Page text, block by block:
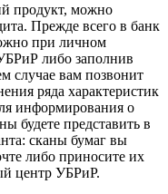
продукт, можно
Прежде всего в банк
при личном
либо заполнив
случае вам позвонит
ряда характеристик
информирования о
будете представить в
сканы бумаг вы
либо приносите их
центр УБРиР.